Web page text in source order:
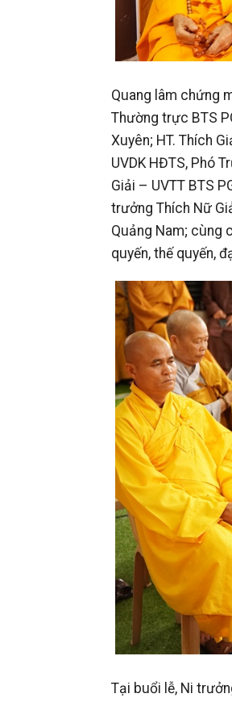
Quang lâm chứng
Thường trực BTS
Xuyên; HT. Thích
UVDK HĐTS, Phó
Giải – UVTT BTS
trưởng Thích Nữ
Quảng Nam; cùng
quyến, thế quyến,
Tại buổi lễ, Ni